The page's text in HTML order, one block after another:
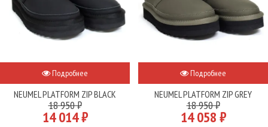
Подробнее
NEUMEL PLATFORM ZIP BLACK
18 950 ₽
14 014 ₽
Подробнее
NEUMEL PLATFORM ZIP GREY
18 950 ₽
14 058 ₽